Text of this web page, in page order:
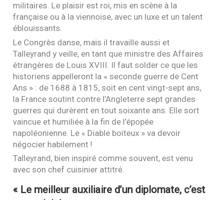
militaires. Le plaisir est roi, mis en scène à la
française ou à la viennoise, avec un luxe et un talent
éblouissants.
Le Congrès danse, mais il travaille aussi et
Talleyrand y veille, en tant que ministre des Affaires
étrangères de Louis XVIII . Il faut solder ce que les
historiens appelleront la « seconde guerre de Cent
Ans » : de 1688 à 1815, soit en cent vingt-sept ans,
la France soutint contre l’Angleterre sept grandes
guerres qui durèrent en tout soixante ans. Elle sort
vaincue et humiliée à la fin de l’épopée
napoléonienne. Le « Diable boiteux » va devoir
négocier habilement !
Talleyrand, bien inspiré comme souvent, est venu
avec son chef cuisinier attitré.
« Le meilleur auxiliaire d’un diplomate, c’est